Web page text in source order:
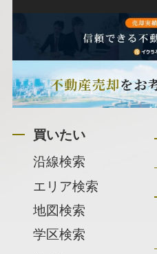
買いたい
沿線検索
エリア検索
地図検索
学区検索